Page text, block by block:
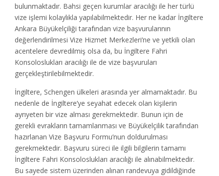
bulunmaktadır. Bahsi geçen kurumlar aracılığı ile her türlü
vize işlemi kolaylıkla yapılabilmektedir. Her ne kadar İngiltere
Ankara Büyükelçiliği tarafından vize başvurularının
değerlendirilmesi Vize Hizmet Merkezleri’ne ve yetkili olan
acentelere devredilmiş olsa da, bu İngiltere Fahri
Konsoloslukları aracılığı ile de vize başvuruları
gerçekleştirilebilmektedir.
İngiltere, Schengen ülkeleri arasında yer almamaktadır. Bu
nedenle de İngiltere’ye seyahat edecek olan kişilerin
ayrıyeten bir vize alması gerekmektedir. Bunun için de
gerekli evrakların tamamlanması ve Büyükelçilik tarafından
hazırlanan Vize Başvuru Formu’nun doldurulması
gerekmektedir. Başvuru süreci ile ilgili bilgilerin tamamı
İngiltere Fahri Konsoloslukları aracılığı ile alınabilmektedir.
Bu sayede sistem üzerinden alınan randevuya gidildiğinde